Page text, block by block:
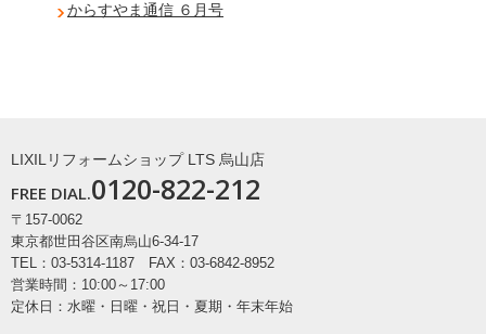
からすやま通信 ６月号
LIXILリフォームショップ LTS 烏山店
FREE DIAL.0120-822-212
〒157-0062
東京都世田谷区南烏山6-34-17
TEL：03-5314-1187 FAX：03-6842-8952
営業時間：10:00～17:00
定休日：水曜・日曜・祝日・夏期・年末年始